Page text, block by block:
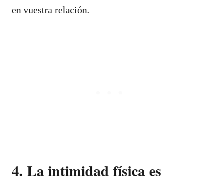
en vuestra relación.
4. La intimidad física es